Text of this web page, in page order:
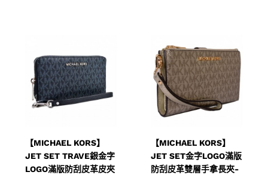
【MICHAEL KORS】
JET SET TRAVE銀金字
LOGO滿版防刮皮革皮夾
【MICHAEL KORS】
JET SET金字LOGO滿版
防刮皮革雙層手拿長夾-